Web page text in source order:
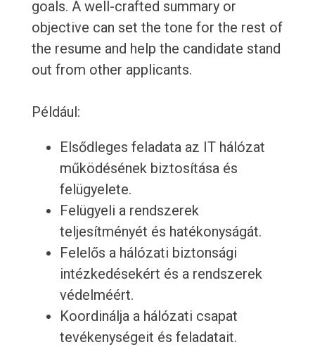
goals. A well-crafted summary or
objective can set the tone for the rest of
the resume and help the candidate stand
out from other applicants.
Például:
Elsődleges feladata az IT hálózat
működésének biztosítása és
felügyelete.
Felügyeli a rendszerek
teljesítményét és hatékonyságát.
Felelős a hálózati biztonsági
intézkedésekért és a rendszerek
védelméért.
Koordinálja a hálózati csapat
tevékenységeit és feladatait.